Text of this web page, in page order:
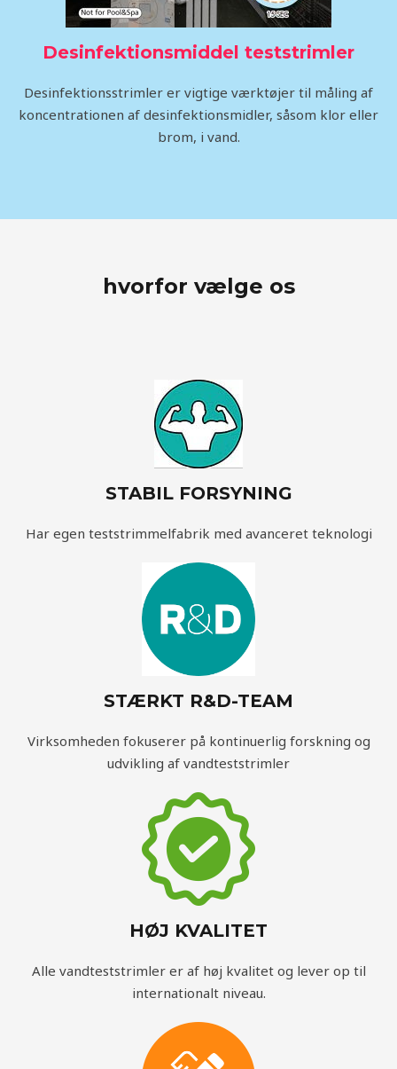
Desinfektionsmiddel teststrimler
Desinfektionsstrimler er vigtige værktøjer til måling af
koncentrationen af desinfektionsmidler, såsom klor eller
brom, i vand.
hvorfor vælge os
STABIL FORSYNING
Har egen teststrimmelfabrik med avanceret teknologi
STÆRKT R&D-TEAM
Virksomheden fokuserer på kontinuerlig forskning og
udvikling af vandteststrimler
HØJ KVALITET
Alle vandteststrimler er af høj kvalitet og lever op til
internationalt niveau.